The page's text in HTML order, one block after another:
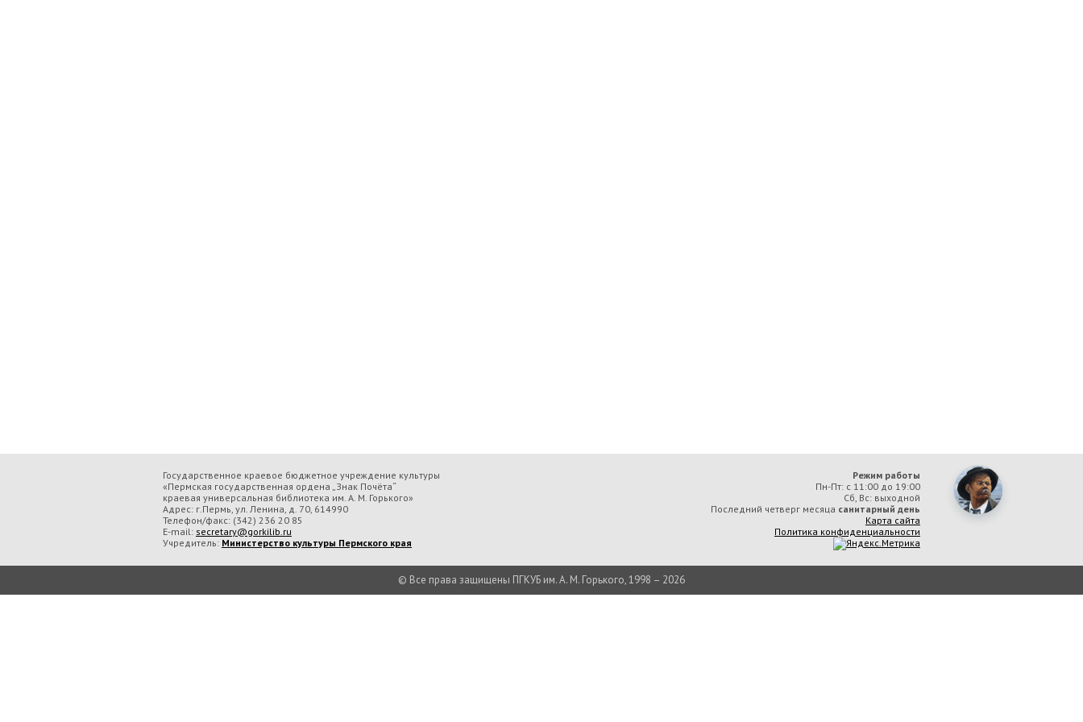
Государственное краевое бюджетное учреждение культуры
«Пермская государственная ордена „Знак Почёта“
краевая универсальная библиотека им. А. М. Горького»
Адрес: г.Пермь, ул. Ленина, д. 70, 614990
Телефон/факс: (342) 236 20 85
E-mail: secretary@gorkilib.ru
Учредитель: Министерство культуры Пермского края
Режим работы
Пн-Пт: с 11:00 до 19:00
Сб, Вс: выходной
Последний четверг месяца санитарный день
Карта сайта
Политика конфиденциальности
© Все права защищены ПГКУБ им. А. М. Горького, 1998 – 2026
Во время посещения сайта Государственное краевое бюджетное учреждение культуры «Пермская государственная ордена „Знак Почёта“ краевая универсальная библиотека им. А. М. Горького» вы соглашаетесь с тем, что мы
обрабатываем данные с использованием метрических программ.